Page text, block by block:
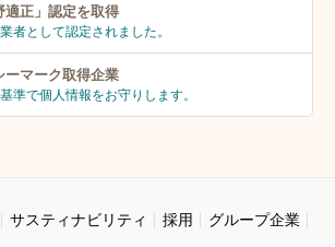
適正」 認定を取得
者として認定されました。
ーマーク取得企業
準で個人情報をお守りします。
サスティナビリティ 採用
グループ企業